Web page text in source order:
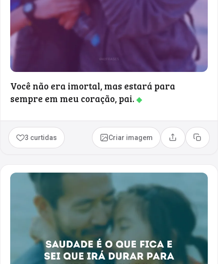
Você não era imortal, mas estará para
sempre em meu coração, pai.◆
3 curtidas Criar imagem Compartilhar
Copiar